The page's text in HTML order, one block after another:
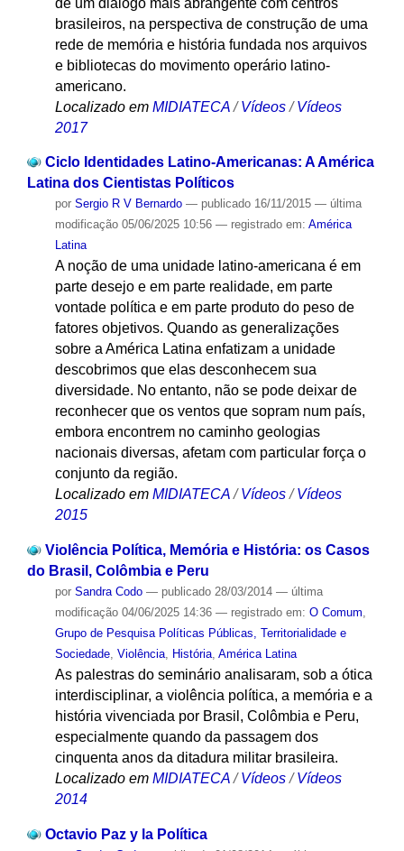
brasileiros, na perspectiva de construção de uma
rede de memória e história fundada nos arquivos
e bibliotecas do movimento operário latino-
americano.
Localizado em MIDIATECA /Vídeos /Vídeos
2017
Ciclo Identidades Latino-Americanas: A América
Latina dos Cientistas Políticos
por Sergio R V Bernardo — publicado16/11/2015 — última
modificação05/06/2025 10:56 — registrado em: América
Latina
A noção de uma unidade latino-americana é em
parte desejo e em parte realidade, em parte
vontade política e em parte produto do peso de
fatores objetivos. Quando as generalizações
sobre a América Latina enfatizam a unidade
descobrimos que elas desconhecem sua
diversidade. No entanto, não se pode deixar de
reconhecer que os ventos que sopram num país,
embora encontrem no caminho geologias
nacionais diversas, afetam com particular força o
conjunto da região.
Localizado em MIDIATECA / Vídeos / Vídeos
2015
Violência Política, Memória e História: os Casos
do Brasil, Colômbia e Peru
por Sandra Codo — publicado28/03/2014 — última
modificação04/06/2025 14:36 — registrado em: O Comum,
Grupo de Pesquisa Políticas Públicas, Territorialidade e
Sociedade, Violência, História, América Latina
As palestras do seminário analisaram, sob a ótica
interdisciplinar, a violência política, a memória e a
história vivenciada por Brasil, Colômbia e Peru,
especialmente quando da passagem dos
cinquenta anos da ditadura militar brasileira.
Localizado em MIDIATECA /Vídeos /Vídeos
2014
Octavio Paz y la Política